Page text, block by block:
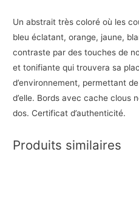
Un abstrait très coloré où les
bleu éclatant, orange, jaune,
contraste par des touches de
et tonifiante qui trouvera sa
d’environnement, permettant
d’elle. Bords avec cache clous
dos. Certificat d’authenticité.
Produits similaires